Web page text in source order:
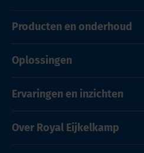
Producten en onderhoud
Oplossingen
Ervaringen en inzichten
Over Royal Eijkelkamp